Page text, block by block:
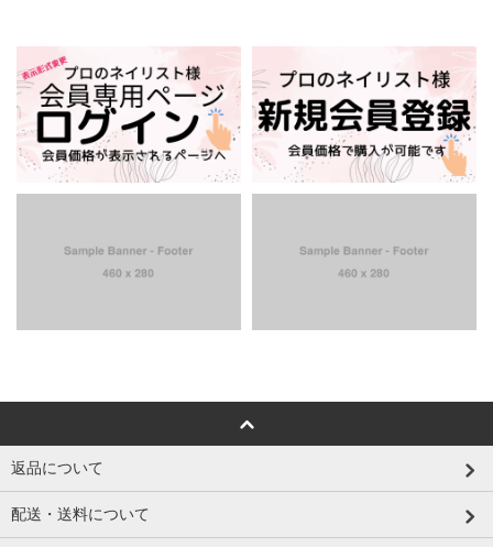
返品について
配送・送料について